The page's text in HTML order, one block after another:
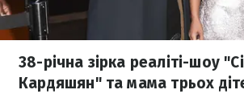
38-річна зірка реаліті-шоу
Кардяшян" та мама трьох